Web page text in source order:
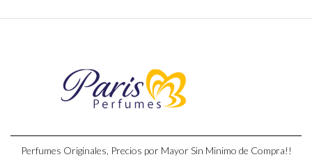
Perfumes Originales, Precios por Mayor Sin Minimo de Compra!!